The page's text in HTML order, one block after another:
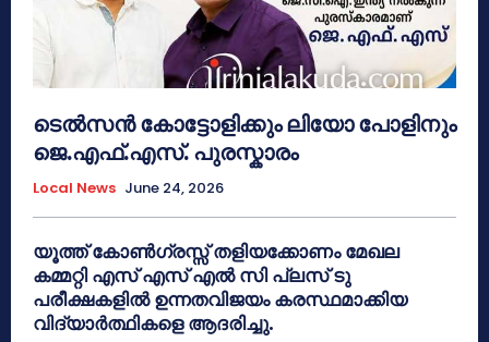
ടെൽസൻ കോട്ടോളിക്കും ലിയോ പോളിനും
ജെ.എഫ്.എസ്. പുരസ്കാരം
Local News June 24, 2026
യൂത്ത് കോൺഗ്രസ്സ് തളിയക്കോണം മേഖല
കമ്മറ്റി എസ് എസ് എൽ സി പ്ലസ് ടു
പരീക്ഷകളിൽ ഉന്നതവിജയം കരസ്ഥമാക്കിയ
വിദ്യാർത്ഥികളെ ആദരിച്ചു.